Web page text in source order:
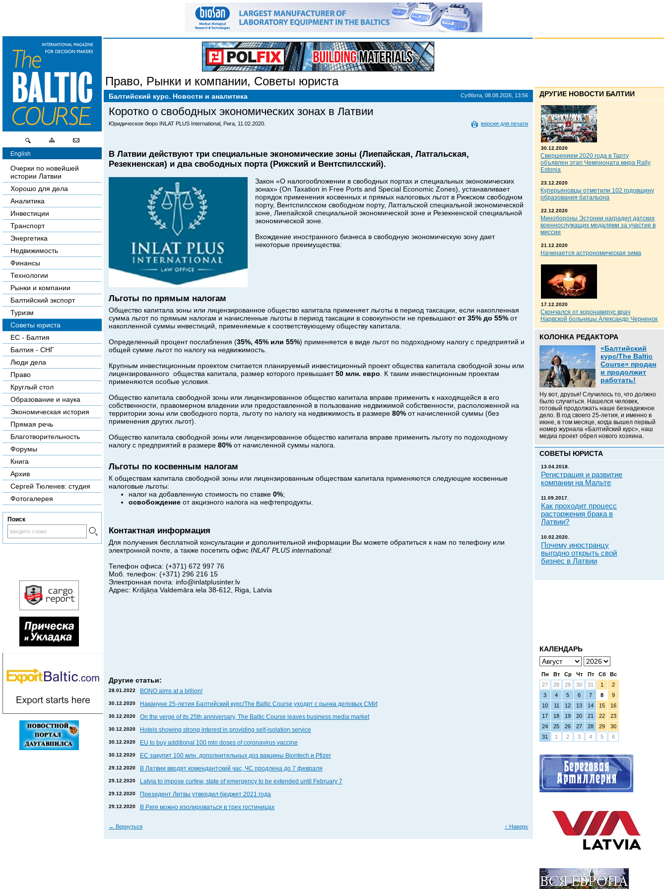
Право, Рынки и компании, Советы юриста
Балтийский курс. Новости и аналитика Суббота, 08.08.2026, 13:56
Коротко о свободных экономических зонах в Латвии
Юридическое бюро INLAT PLUS International, Рига, 11.02.2020. версия для печати
В Латвии действуют три специальные экономические зоны (Лиепайская, Латгальская,
Резекненская) и два свободных порта (Рижский и Вентспилсский).
Закон «О налогообложении в свободных портах и специальных экономических
зонах» (On Taxation in Free Ports and Special Economic Zones) , устанавливает
порядок применения косвенных и прямых налоговых льгот в Рижском свободном
порту, Вентспилсском свободном порту, Латгальской специальной экономической
зоне, Лиепайской специальной экономической зоне и Резекненской специальной
экономической зоне.
Вхождение иностранного бизнеса в свободную экономическую зону дает
некоторые преимущества:
Льготы по прямым налогам
Общество капитала зоны или лицензированное общество капитала применяет льготы в период таксации, если накопленная
сумма льгот по прямым налогам и начисленные льготы в период таксации в совокупности не превышаютот 35% до 55% от
накопленной суммы инвестиций, применяемые к соответствующему обществу капитала.
Определенный процент послабления (35%, 45% или 55%) применяется в виде льгот по подоходному налогу с предприятий и
общей сумме льгот по налогу на недвижимость.
Крупным инвестиционным проектом считается планируемый инвестиционный проект общества капитала свободной зоны или
лицензированного общества капитала, размер которого превышает50 млн. евро . К таким инвестиционным проектам
применяются особые условия.
Общество капитала свободной зоны или лицензированное общество капитала вправе применить к находящейся в его
собственности, правомерном владении или предоставленной в пользование недвижимой собственности, расположенной на
территории зоны или свободного порта, льготу по налогу на недвижимость в размере 80% от начисленной суммы (без
применения других льгот).
Общество капитала свободной зоны или лицензированное общество капитала вправе применить льготу по подоходному
налогу с предприятий в размере 80% от начисленной суммы налога.
Льготы по косвенным налогам
К обществам капитала свободной зоны или лицензированным обществам капитала применяются следующие косвенные
налоговые льготы:
налог на добавленную стоимость по ставке 0%;
освобождение от акцизного налога на нефтепродукты.
Контактная информация
Для получения бесплатной консультации и дополнительной информации Вы можете обратиться к нам по телефону или
электронной почте, а также посетить офис INLAT PLUS international:
Телефон офиса: (+371) 672 997 76
Моб. телефон: (+371) 296 216 15
Электронная почта: info@inlatplusinter.lv
Адрес: Krišjāņa Valdemāra iela 38-612, Riga, Latvia
Другие статьи:
28.01.2022 BONO aims at a billion!
30.12.2020 Накануне 25-летия Балтийский курс/The Baltic Course уходит с рынка деловых СМИ
30.12.2020 On the verge of its 25th anniversary, The Baltic Course leaves business media market
30.12.2020 Hotels showing strong interest in providing self-isolation service
30.12.2020 EU to buy additional 100 mln doses of coronavirus vaccine
30.12.2020 ЕС закупит 100 млн. дополнительных доз вакцины Biontech и Pfizer
29.12.2020 В Латвии вводят комендантский час, ЧС продлена до 7 февраля
29.12.2020 Latvia to impose curfew, state of emergency to be extended until February 7
29.12.2020 Президент Литвы утвердил бюджет 2021 года
29.12.2020 В Риге можно изолироваться в трех гостиницах
← Вернуться ↑ Наверх
English
Очерки по новейшей
истории Латвии
Хорошо для дела
Аналитика
Инвестиции
Транспорт
Энергетика
Недвижимость
Финансы
Технологии
Рынки и компании
Балтийский экспорт
Туризм
Советы юриста
ЕС - Балтия
Балтия - СНГ
Люди дела
Право
Круглый стол
Образование и наука
Экономическая история
Прямая речь
Благотворительность
Форумы
Книга
Архив
Сергей Тюленев: студия
Фотогалерея
Поиск
ДРУГИЕ НОВОСТИ БАЛТИИ
30.12.2020
Свершением 2020 года в Тарту
объявлен этап Чемпионата мира Rally
Estonia
23.12.2020
Куперьяновцы отметили 102 годовщину
образования батальона
22.12.2020
Минобороны Эстонии наградил датских
военнослужащих медалями за участие в
миссии
21.12.2020
Начинается астрономическая зима
17.12.2020
Скончался от коронавирус врач
Нарвской больницы Александр Черненок
КОЛОНКА РЕДАКТОРА
«Балтийский
курс/The Baltic
Course» продан
и продолжит
работать!
Ну вот, друзья! Случилось то, что должно
было случиться. Нашелся человек,
готовый продолжать наше безнадежное
дело. В год своего 25-летия, и именно в
июне, в том месяце, когда вышел первый
номер журнала «Балтийский курс», наш
медиа проект обрел нового хозяина.
СОВЕТЫ ЮРИСТА
13.04.2018.
Регистрация и развитие
компании на Мальте
11.09.2017.
Как проходит процесс
расторжения брака в
Латвии?
10.02.2020.
Почему иностранцу
выгодно открыть свой
бизнес в Латвии
КАЛЕНДАРЬ
Пн Вт Ср Чт Пт Сб
Вс
27
28 29 30 31 1
2
3
4 5 6 7 8
9
10
11 12 13 14 15
16
17
18 19 20 21 22
23
24
25 26 27 28 29
30
31
1 2 3 4 5 6